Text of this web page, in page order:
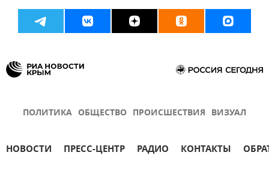
ПОЛИТИКА ОБЩЕСТВО ПРОИСШЕСТВИЯ ВИЗУАЛ
НОВОСТИ ПРЕСС-ЦЕНТР РАДИО КОНТАКТЫ